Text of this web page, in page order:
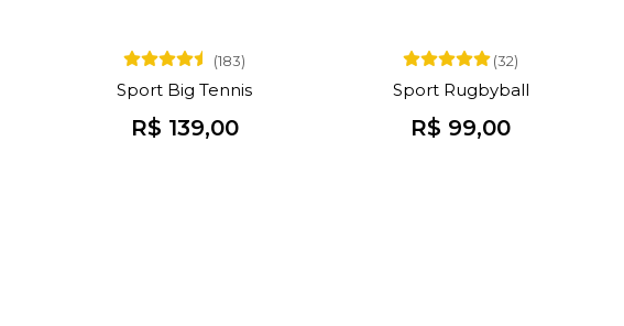
(183)
Sport Big Tennis
R$ 139,00
(32)
Sport Rugbyball
R$ 99,00